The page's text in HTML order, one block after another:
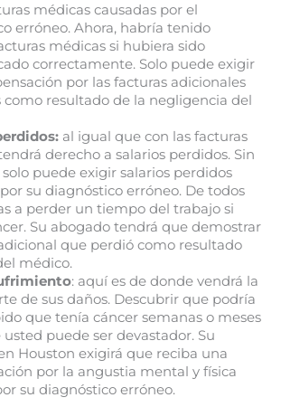
médicas causadas por el
erróneo. Ahora, habría tenido
médicas si hubiera sido
correctamente. Solo puede exigir
por las facturas adicionales
como resultado de la negligencia del
al igual que con las facturas
derecho a salarios perdidos. Sin
puede exigir salarios perdidos
su diagnóstico erróneo. De todos
a perder un tiempo del trabajo si
Su abogado tendrá que demostrar
que perdió como resultado
médico.
: aquí es de donde vendrá la
de sus daños. Descubrir que podría
que tenía cáncer semanas o meses
usted puede ser devastador. Su
Houston exigirá que reciba una
por la angustia mental y física
su diagnóstico erróneo.